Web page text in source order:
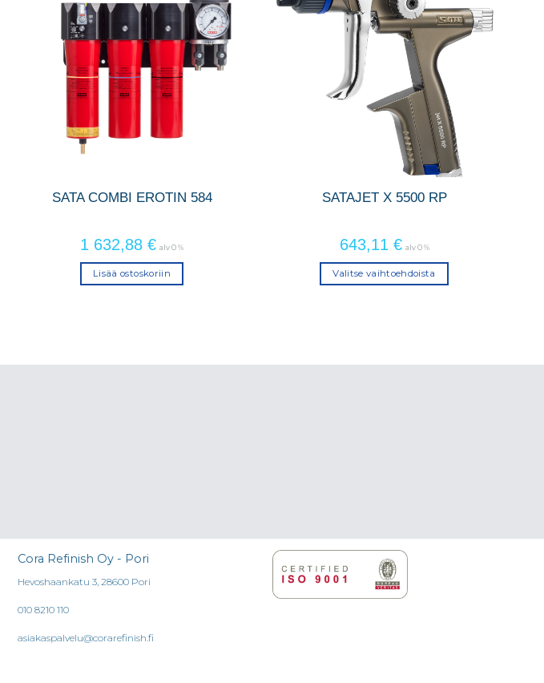
SATA COMBI EROTIN 584
1 632,88 € alv 0 %
Lisää ostoskoriin
SATAJET X 5500 RP
643,11 € alv 0 %
Valitse vaihtoehdoista
muunnelma.
Cora Refinish Oy - Pori
Hevoshaankatu 3, 28600 Pori
010 8210 110
asiakaspalvelu@corarefinish.fi